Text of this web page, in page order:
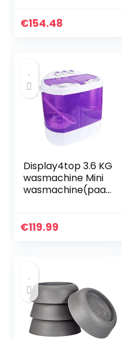
€154.48
Display4top 3.6 KG
wasmachine Mini
wasmachine(paar
€119.99